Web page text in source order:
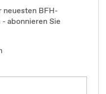
neuesten BFH-
abonnieren Sie